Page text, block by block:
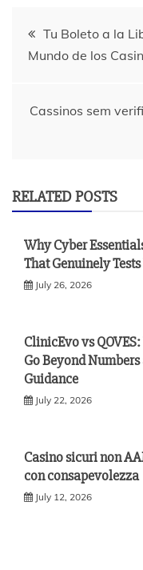
Post
navigation
Tu Boleto a la
Mundo de los
Cassinos sem
RELATED POSTS
Why Cyber
That Genuinely
July 26, 2026
ClinicEvo vs
Go Beyond
Guidance
July 22, 2026
Casino sicuri non
con consapevolezza
July 12, 2026